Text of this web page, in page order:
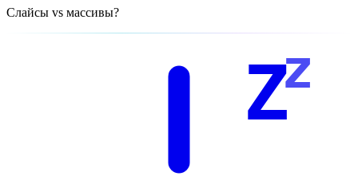
Слайсы vs массивы?
Zz